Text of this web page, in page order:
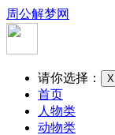
周公解梦网
请你选择： X
首页
人物类
动物类